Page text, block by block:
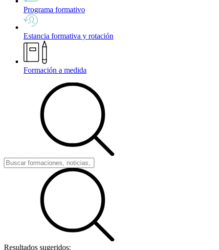
Programa formativo
Estancia formativa y rotación
Formación a medida
Resultados sugeridos: